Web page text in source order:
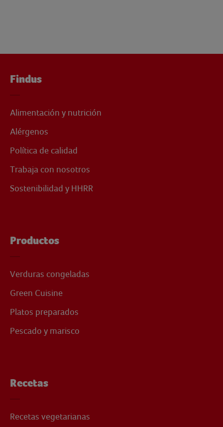
Findus
Alimentación y nutrición
Alérgenos
Política de calidad
Trabaja con nosotros
Sostenibilidad y HHRR
Productos
Verduras congeladas
Green Cuisine
Platos preparados
Pescado y marisco
Recetas
Recetas vegetarianas